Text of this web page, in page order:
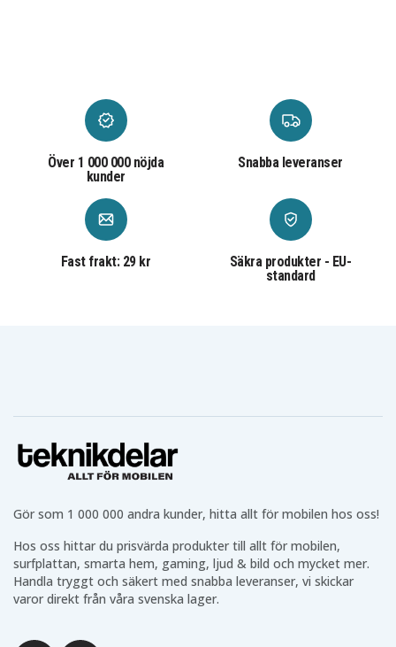
Mobilreservdelar till äldre modeller
mobilreservdelarna
för de ledande
mobiltillverkarna som Apple, Samsung och många fler.
Genom att laga din iPhone skärm eller byta batteri på
din Samsung Galaxy kan du förlänga levnadstiden på
dessa produkter. Våra mobilreservdelar är inte bara
prisvärda, de är också enkla att använda.
Teknikprylarna för din vardag
Vi har utöver ovan nämnda teknikprylarna för din
vardag sompowerbanks
och mycket annat som behövs i din vardag.
Teknikdelars positiva omdömen och betyg
Vi på Teknikdelar är stolta över våra fina omdömen och
betyg på Trustpilot, Google och andra plattformar. Hos
oss får du säkra betalningar, ett fast fraktpris på 29
Över 1 000 000 nöjda
kunder
Snabba leveranser
Fast frakt: 29 kr
Säkra produkter - EU-
standard
Gör som 1 000 000 andra kunder, hitta allt för mobilen hos oss!
Hos oss hittar du prisvärda produkter till allt för mobilen,
surfplattan, smarta hem, gaming, ljud & bild och mycket mer.
Handla tryggt och säkert med snabba leveranser, vi skickar
varor direkt från våra svenska lager.